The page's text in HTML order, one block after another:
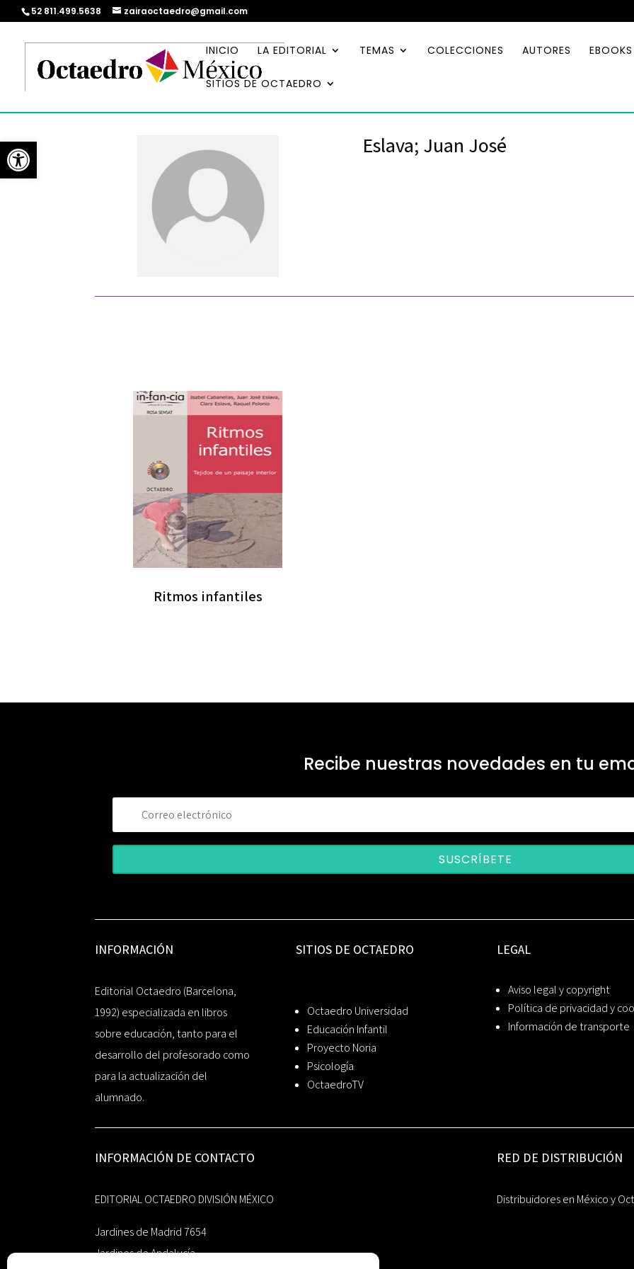
Abrir barra de herramientas
52 811.499.5638 zairaoctaedro@gmail.com
INICIO LA EDITORIAL TEMAS COLECCIONES AUTORES EBOOKS
SITIOS DE OCTAEDRO
Eslava; Juan José
Ritmos infantiles
Recibe nuestras novedades en tu
SUSCRÍBETE
INFORMACIÓN
Editorial Octaedro (Barcelona,
1992) especializada en libros
sobre educación, tanto para el
desarrollo del profesorado como
para la actualización del
alumnado.
SITIOS DE OCTAEDRO
Octaedro Universidad
Educación Infantil
Proyecto Noria
Psicología
OctaedroTV
LEGAL
Aviso legal y copyright
Política de privacidad y
Información de transporte
INFORMACIÓN DE CONTACTO
EDITORIAL OCTAEDRO DIVISIÓN MÉXICO
Jardines de Madrid 7654
Jardines de Andalucía
RED DE DISTRIBUCIÓN
Distribuidores en México y